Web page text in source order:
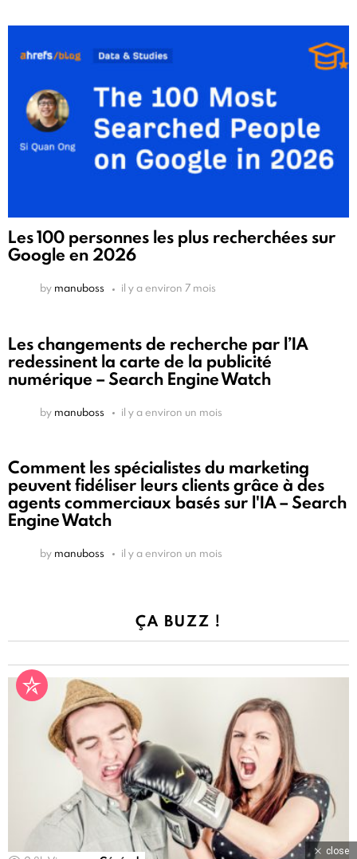
Les 100 personnes les plus recherchées sur
Google en 2026
by manuboss il y a environ 7 mois
Les changements de recherche par l’IA
redessinent la carte de la publicité
numérique – Search Engine Watch
by manuboss il y a environ un mois
Comment les spécialistes du marketing
peuvent fidéliser leurs clients grâce à des
agents commerciaux basés sur l'IA – Search
Engine Watch
by manuboss il y a environ un mois
ÇA BUZZ !
close